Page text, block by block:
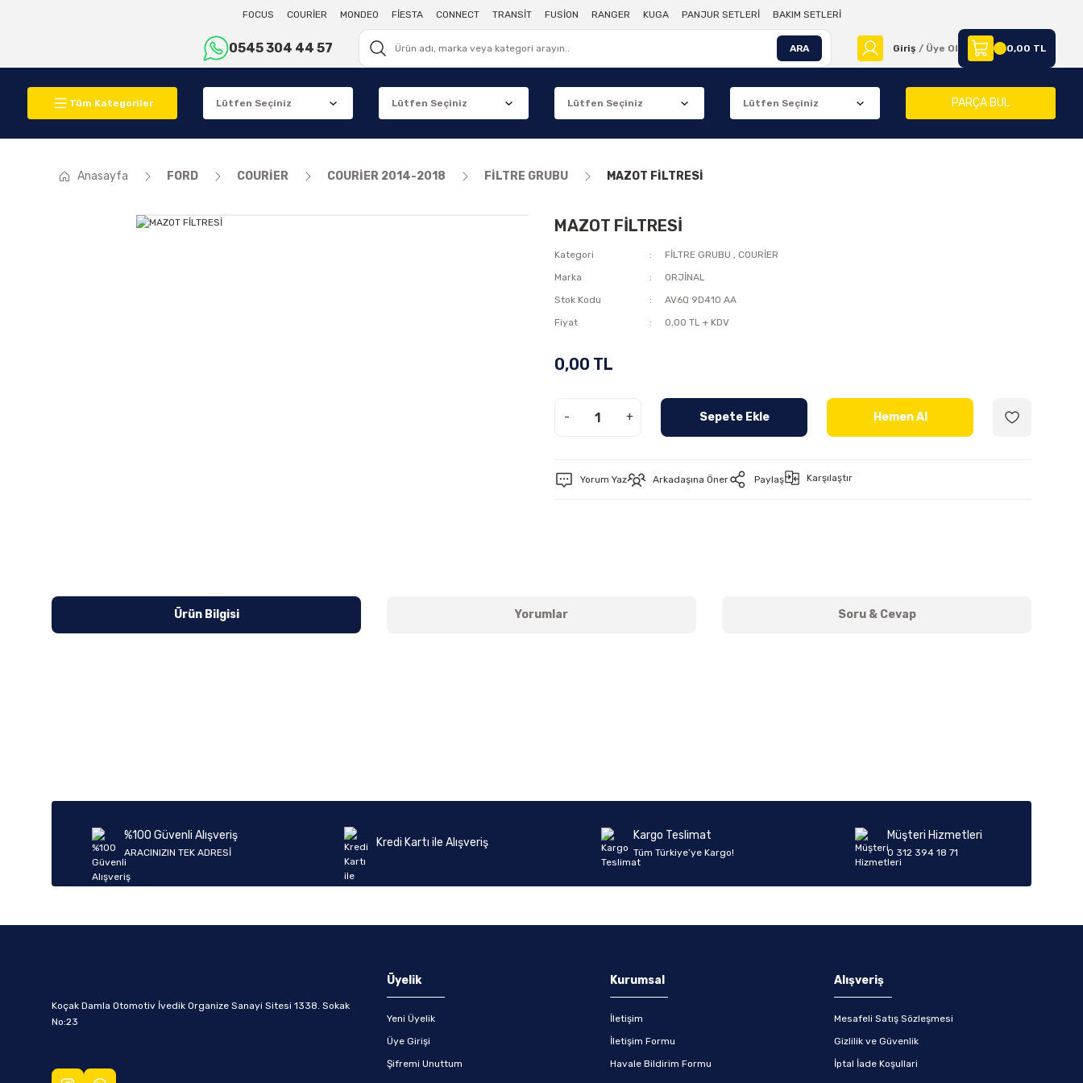
FOCUS COURİER MONDEO FİESTA CONNECT TRANSİT FUSİON RANGER KUGA PANJUR SETLERİ BAKIM SETLERİ
0545 304 44 57 ARA Giriş / Üye Ol 0,00 TL
Tüm Kategoriler PARÇA BUL
Anasayfa FORD COURİER COURİER 2014-2018 FİLTRE GRUBU MAZOT FİLTRESİ
MAZOT FİLTRESİ
Kategori FİLTRE GRUBU , COURİER
Marka
ORJİNAL
Stok Kodu
AV6Q 9D410 AA
Fiyat
0,00 TL + KDV
0,00 TL
- + Sepete Ekle Hemen Al
Yorum Yaz Arkadaşına Öner Paylaş Karşılaştır
Ürün Bilgisi Yorumlar Soru & Cevap
%100 Güvenli Alışveriş
ARACINIZIN TEK ADRESİ
Kredi Kartı ile Alışveriş
Kargo Teslimat
Tüm Türkiye’ye Kargo!
Müşteri Hizmetleri
0 312 394 18 71
Koçak Damla Otomotiv İvedik Organize Sanayi Sitesi 1338. Sokak
No:23
Üyelik
Yeni Üyelik
Üye Girişi
Şifremi Unuttum
Kurumsal
İletişim
İletişim Formu
Havale Bildirim Formu
Alışveriş
Mesafeli Satış Sözleşmesi
Gizlilik ve Güvenlik
İptal İade Koşullari